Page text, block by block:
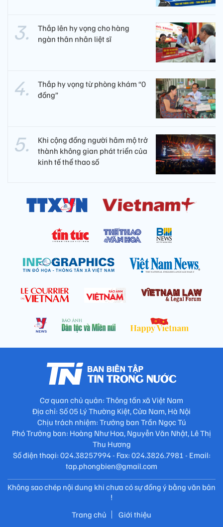
Thắp lên hy vọng cho hàng
ngàn thân nhân liệt sĩ
Thắp hy vọng từ phòng khám “0
đồng”
Khi cộng đồng người hâm mộ trở
thành không gian phát triển của
kinh tế thể thao số
Cơ quan chủ quản: Thông tấn xã Việt Nam
Địa chỉ: Số 05 Lý Thường Kiệt, Cửa Nam, Hà Nội
Chịu trách nhiệm: Trưởng ban Trần Ngọc Tú
Phó Trưởng ban: Hoàng Như Hoa, Nguyễn Văn Nhật, Lê Thị
Thu Hương
Số điện thoại: 024.38257994 - Fax: 024.3826.7981 - Email:
tap.phongbien@gmail.com
Không sao chép nội dung khi chưa có sự đồng ý bằng văn bản
!
Trang chủ
Giới thiệu